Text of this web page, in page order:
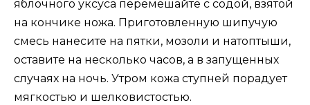
яблочного уксуса перемешайте с содой, взятой
на кончике ножа. Приготовленную шипучую
смесь нанесите на пятки, мозоли и натоптыши,
оставите на несколько часов, а в запущенных
случаях на ночь. Утром кожа ступней порадует
мягкостью и шелковистостью.